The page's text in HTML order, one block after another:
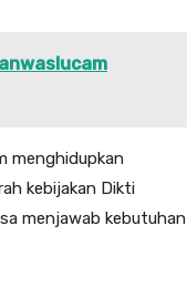
menghidupkan
kebijakan Dikti
menjawab kebutuhan